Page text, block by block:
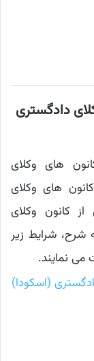
دادگستری
های وکلای
های وکلای
کانون وکلای
شرح، شرایط زیر
می نمایند.
(اسکودا)